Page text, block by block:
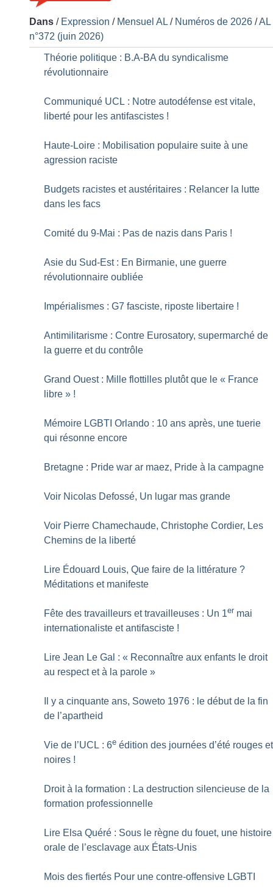
Dans / Expression / Mensuel AL / Numéros de 2026 /AL
n°372 (juin 2026)
Théorie politique : B.A-BA du syndicalisme
révolutionnaire
Communiqué UCL : Notre autodéfense est vitale,
liberté pour les antifascistes !
Haute-Loire : Mobilisation populaire suite à une
agression raciste
Budgets racistes et austéritaires : Relancer la lutte
dans les facs
Comité du 9-Mai : Pas de nazis dans Paris !
Asie du Sud-Est : En Birmanie, une guerre
révolutionnaire oubliée
Impérialismes : G7 fasciste, riposte libertaire !
Antimilitarisme : Contre Eurosatory, supermarché de
la guerre et du contrôle
Grand Ouest : Mille flottilles plutôt que le « France
libre » !
Mémoire LGBTI Orlando : 10 ans après, une tuerie
qui résonne encore
Bretagne : Pride war ar maez, Pride à la campagne
Voir Nicolas Defossé, Un lugar mas grande
Voir Pierre Chamechaude, Christophe Cordier, Les
Chemins de la liberté
Lire Édouard Louis, Que faire de la littérature ?
Méditations et manifeste
Fête des travailleurs et travailleuses : Un 1er mai
internationaliste et antifasciste !
Lire Jean Le Gal : « Reconnaître aux enfants le droit
au respect et à la parole »
Il y a cinquante ans, Soweto 1976 : le début de la fin
de l’apartheid
Vie de l’UCL : 6e édition des journées d’été rouges et
noires !
Droit à la formation : La destruction silencieuse de la
formation professionnelle
Lire Elsa Quéré : Sous le règne du fouet, une histoire
orale de ­l’esclavage aux États-Unis
Mois des fiertés Pour une contre-offensive LGBTI